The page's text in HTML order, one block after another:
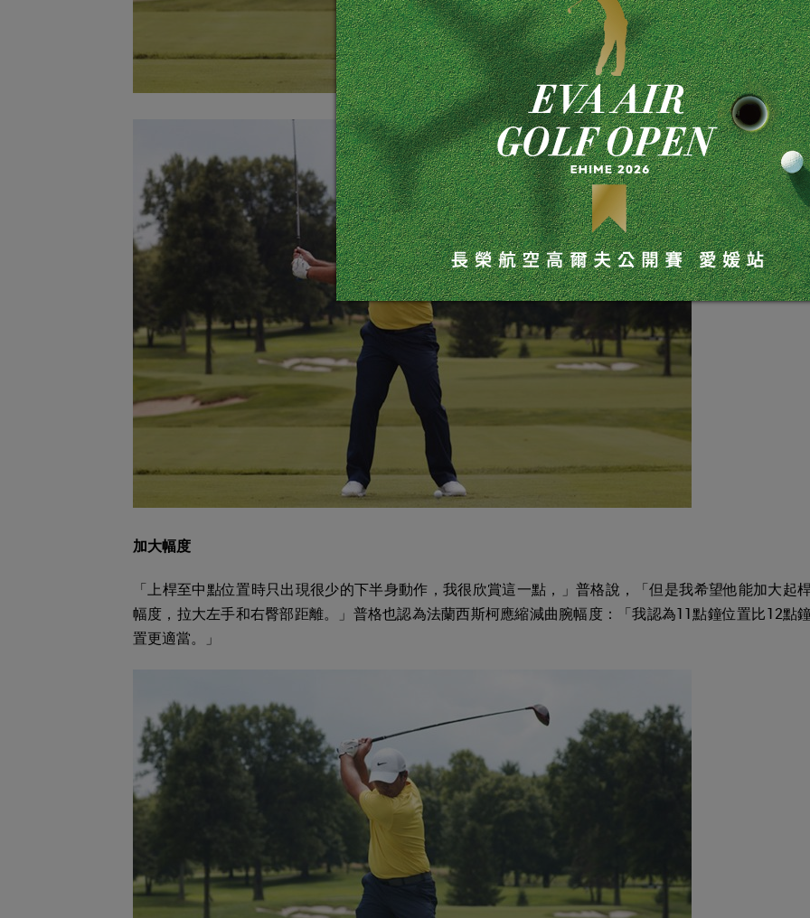
加大幅度
「上桿至中點位置時只出現很少的下半身動作，我很欣賞這一點，」普格說，「但是我希望他能加大起
幅度，拉大左手和右臀部距離。」普格也認為法蘭西斯柯應縮減曲腕幅度：「我認為11點鐘位置比12點
置更適當。」